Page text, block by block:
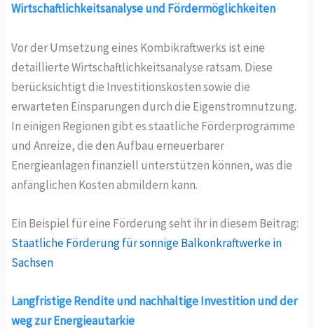
Wirtschaftlichkeitsanalyse und Fördermöglichkeiten
Vor der Umsetzung eines Kombikraftwerks ist eine
detaillierte Wirtschaftlichkeitsanalyse ratsam. Diese
berücksichtigt die Investitionskosten sowie die
erwarteten Einsparungen durch die Eigenstromnutzung.
In einigen Regionen gibt es staatliche Förderprogramme
und Anreize, die den Aufbau erneuerbarer
Energieanlagen finanziell unterstützen können, was die
anfänglichen Kosten abmildern kann.
Ein Beispiel für eine Förderung seht ihr in diesem Beitrag:
Staatliche Förderung für sonnige Balkonkraftwerke in
Sachsen
Langfristige Rendite und nachhaltige Investition und der
weg zur Energieautarkie